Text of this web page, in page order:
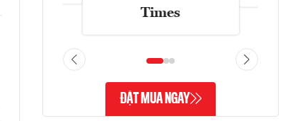
Times
ĐẶT MUA NGAY